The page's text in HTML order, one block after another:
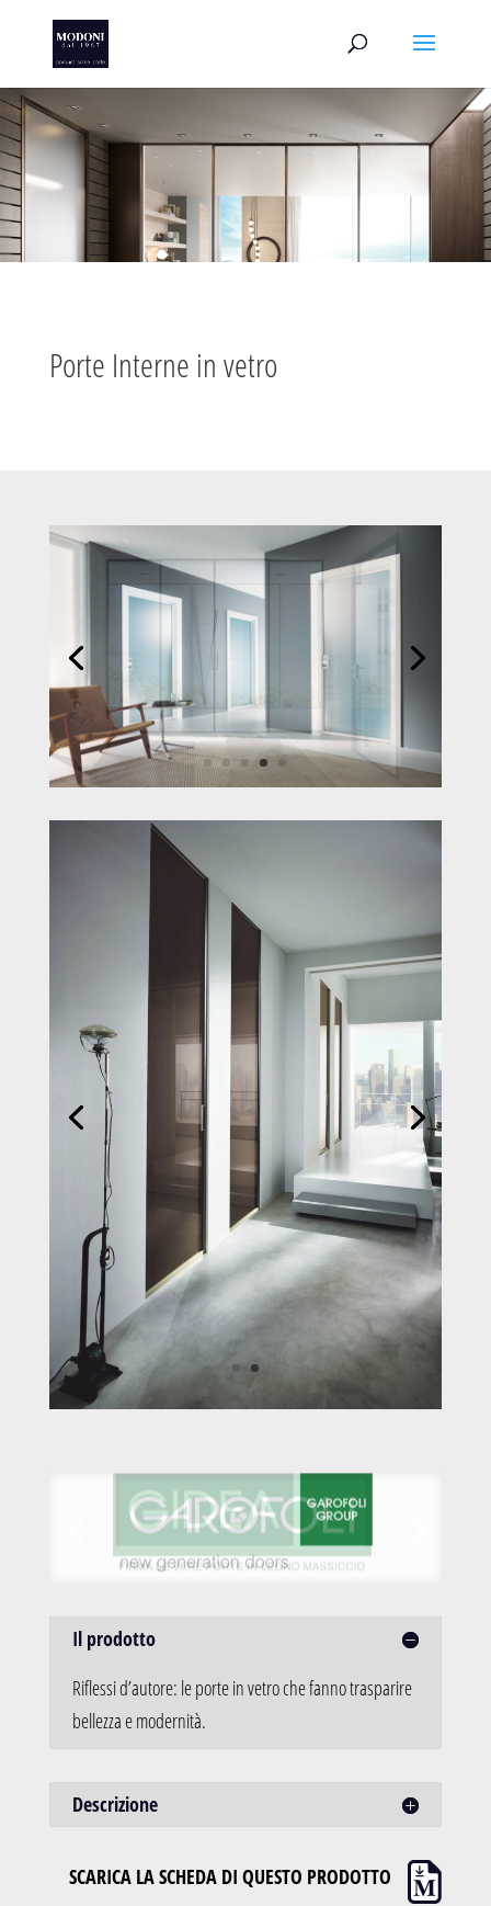
Porte Interne in vetro
Il prodotto
Riflessi d’autore: le porte in vetro che fanno trasparire
bellezza e modernità.
Descrizione
SCARICA LA SCHEDA DI QUESTO PRODOTTO